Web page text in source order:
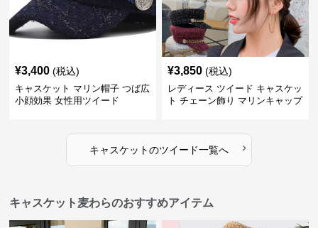
¥3,400 (税込)
キャスケット マリン帽子 つば広
小顔効果 女性用ツイード
¥3,850 (税込)
レディース ツイード キャスケッ
ト チェーン飾り マリンキャップ
キャスケットのツイード一覧へ ›
キャスケット麦わらのおすすめアイテム